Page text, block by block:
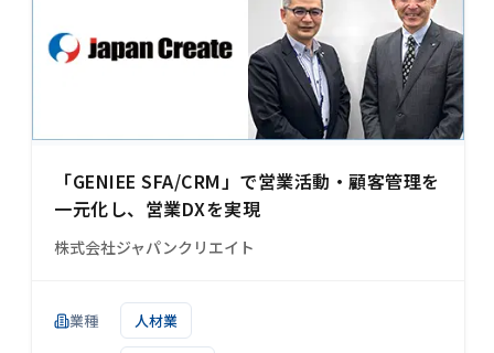
「GENIEE SFA/CRM」で営業活動・顧客管理を
一元化し、営業DXを実現
株式会社ジャパンクリエイト
業種 人材業